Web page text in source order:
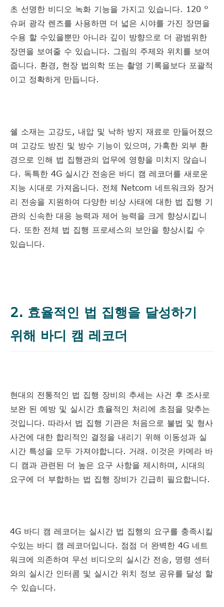
초 선명한 비디오 녹화 기능을 가지고 있습니다. 120 °
슈퍼 광각 렌즈를 사용하면 더 넓은 시야를 가진 장면을
수용 할 수있을뿐만 아니라 깊이 방향으로 더 광범위한
장면을 보여줄 수 있습니다. 그림의 주제와 위치를 보여
줍니다. 환경, 현장 법의학 또는 촬영 기록을보다 포괄적
이고 정확하게 만듭니다.
쉘 소재는 고강도, 내압 및 낙하 방지 재료로 만들어졌으
며 고강도 방진 및 방수 기능이 있으며, 가혹한 외부 환
경으로 인해 법 집행관의 업무에 영향을 미치지 않습니
다. 독특한 4G 실시간 전송은 바디 캠 레코더를 새로운
지능 시대로 가져옵니다. 전체 Netcom 네트워크와 장거
리 전송을 지원하여 다양한 비상 사태에 대한 법 집행 기
관의 신속한 대응 능력과 제어 능력을 크게 향상시킵니
다. 또한 전체 법 집행 프로세스의 보안을 향상시킬 수
있습니다.
2. 효율적인 법 집행을 달성하기
위해 바디 캠 레코더
현대의 전통적인 법 집행 장비의 추세는 사건 후 조사로
보완 된 예방 및 실시간 효율적인 처리에 초점을 맞추는
것입니다. 따라서 법 집행 기관은 처음으로 불법 및 형사
사건에 대한 합리적인 결정을 내리기 위해 이동성과 실
시간 특성을 모두 가져야합니다. 거래. 이것은 카메라 바
디 캠과 관련된 더 높은 요구 사항을 제시하며, 시대의
요구에 더 부합하는 법 집행 장비가 긴급히 필요합니다.
4G 바디 캠 레코더는 실시간 법 집행의 요구를 충족시킬
수있는 바디 캠 레코더입니다. 점점 더 완벽한 4G 네트
워크에 의존하여 무선 비디오의 실시간 전송, 명령 센터
와의 실시간 인터콤 및 실시간 위치 정보 공유를 달성 할
수 있습니다.